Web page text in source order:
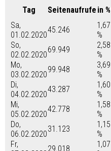
Tag Seitenaufrufe in %
Sa,
01.02.2020
45.246
1,67
%
So,
02.02.2020
69.949
2,58
%
Mo,
03.02.2020
99.948
3,69
%
Di,
04.02.2020
43.287
1,60
%
Mi,
05.02.2020
42.778
1,58
%
Do,
06.02.2020
31.123
1,15
%
Fr,
29.018
1,07